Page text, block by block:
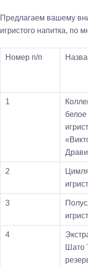
Предлагаем вашему
игристого напитка, по
Номер п/п
1
белое
2
3
4
Шато